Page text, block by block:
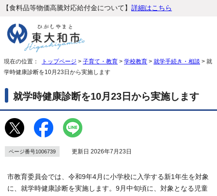
【食料品等物価高騰対応給付金について】 詳細はこちら
現在の位置： トップページ > 子育て・教育 > 学校教育 > 就学手続き・相談 > 就
学時健康診断を10月23日から実施します
就学時健康診断を10月23日から実施します
ページ番号1006739 更新日 2026年7月23日
市教育委員会では、令和9年4月に小学校に入学する新1年生を対象
に、就学時健康診断を実施します。9月中旬頃に、対象となる児童